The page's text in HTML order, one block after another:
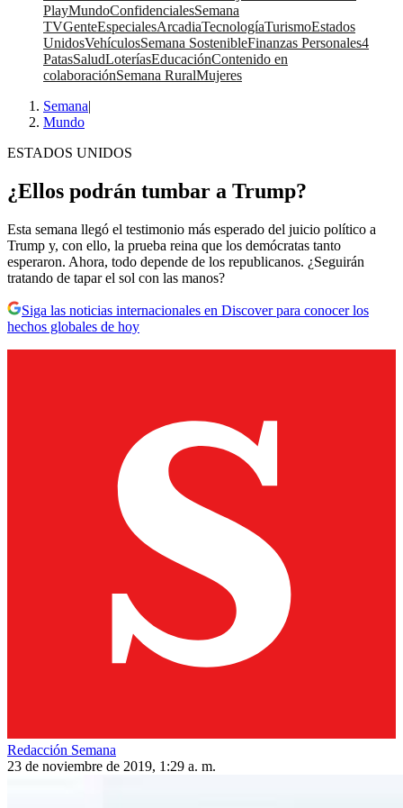
PlayMundoConfidencialesSemana
TVGenteEspecialesArcadiaTecnologíaTurismoEstados
UnidosVehículosSemana SostenibleFinanzas Personales4
PatasSaludLoteríasEducaciónContenido en
colaboraciónSemana RuralMujeres
Semana|
Mundo
ESTADOS UNIDOS
¿Ellos podrán tumbar a Trump?
Esta semana llegó el testimonio más esperado del juicio político a
Trump y, con ello, la prueba reina que los demócratas tanto
esperaron. Ahora, todo depende de los republicanos. ¿Seguirán
tratando de tapar el sol con las manos?
Siga las noticias internacionales en Discover para conocer los
hechos globales de hoy
Redacción Semana
23 de noviembre de 2019, 1:29 a. m.